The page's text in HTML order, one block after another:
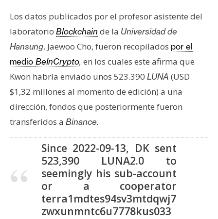
N
o
a
s
d
e
P
r
e
n
Los datos publicados por el profesor asistente del
laboratorio Blockchain de la Universidad de
Hansung, Jaewoo Cho, fueron recopilados por el
medio BeInCrypto, en los cuales este afirma que
Kwon habría enviado unos 523.390 LUNA (USD
$1,32 millones al momento de edición) a una
dirección, fondos que posteriormente fueron
transferidos a Binance.
Since 2022-09-13, DK sent
523,390 LUNA2.0 to
seemingly his sub-account
or a cooperator
terra1mdtes94sv3mtdqwj7
zwxunmntc6u7778kus033